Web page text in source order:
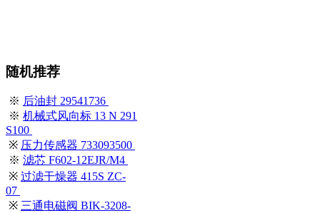
随机推荐
※ 后油封 29541736
※ 机械式风向标 13 N 291
S100
※ 压力传感器 733093500
※ 滤芯 F602-12EJR/M4
※ 过滤干燥器 415S ZC-
07
※ 三通电磁阀 BIK-3208-